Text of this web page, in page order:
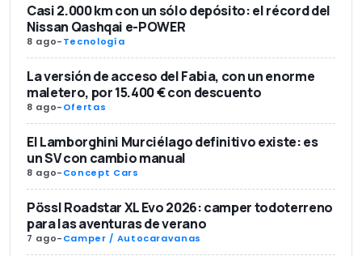
Casi 2.000 km con un sólo depósito: el récord del
Nissan Qashqai e-POWER
8 ago-Tecnología
La versión de acceso del Fabia, con un enorme
maletero, por 15.400 € con descuento
8 ago-Ofertas
El Lamborghini Murciélago definitivo existe: es
un SV con cambio manual
8 ago-Concept Cars
Pössl Roadstar XL Evo 2026: camper todoterreno
para las aventuras de verano
7 ago-Camper / Autocaravanas